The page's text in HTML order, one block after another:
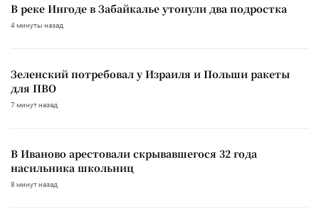
В реке Ингоде в Забайкалье утонули два подростка
4 минуты назад
Зеленский потребовал у Израиля и Польши ракеты
для ПВО
7 минут назад
В Иваново арестовали скрывавшегося 32 года
насильника школьниц
8 минут назад